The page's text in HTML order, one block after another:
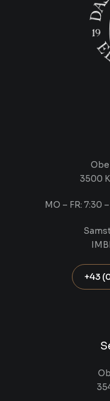
3500
MO – FR: 7:30
+43